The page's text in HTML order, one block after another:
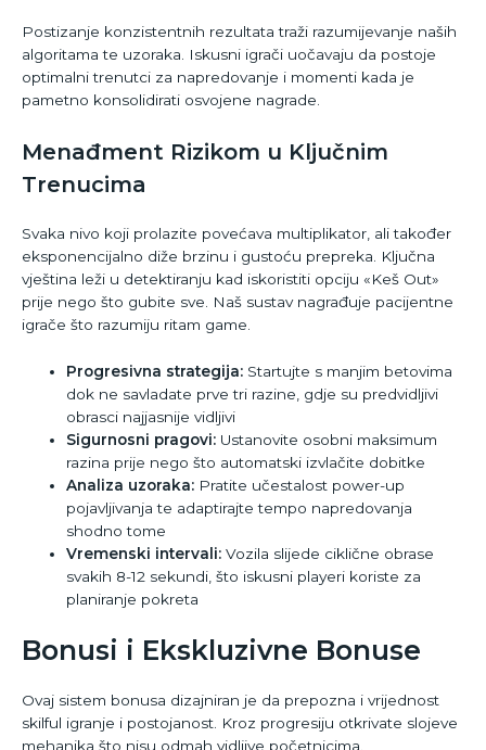
Postizanje konzistentnih rezultata traži razumijevanje naših
algoritama te uzoraka. Iskusni igrači uočavaju da postoje
optimalni trenutci za napredovanje i momenti kada je
pametno konsolidirati osvojene nagrade.
Menađment Rizikom u Ključnim
Trenucima
Svaka nivo koji prolazite povećava multiplikator, ali također
eksponencijalno diže brzinu i gustoću prepreka. Ključna
vještina leži u detektiranju kad iskoristiti opciju «Keš Out»
prije nego što gubite sve. Naš sustav nagrađuje pacijentne
igrače što razumiju ritam game.
Progresivna strategija: Startujte s manjim betovima
dok ne savladate prve tri razine, gdje su predvidljivi
obrasci najjasnije vidljivi
Sigurnosni pragovi: Ustanovite osobni maksimum
razina prije nego što automatski izvlačite dobitke
Analiza uzoraka: Pratite učestalost power-up
pojavljivanja te adaptirajte tempo napredovanja
shodno tome
Vremenski intervali: Vozila slijede ciklične obrase
svakih 8-12 sekundi, što iskusni playeri koriste za
planiranje pokreta
Bonusi i Ekskluzivne Bonuse
Ovaj sistem bonusa dizajniran je da prepozna i vrijednost
skilful igranje i postojanost. Kroz progresiju otkrivate slojeve
mehanika što nisu odmah vidljive početnicima.